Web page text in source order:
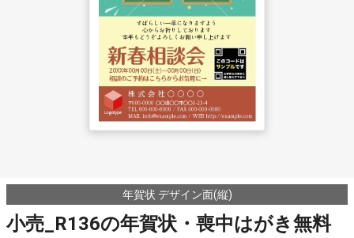
年賀状 デザイン面(縦)
小売_R136の年賀状・喪中はがき無料